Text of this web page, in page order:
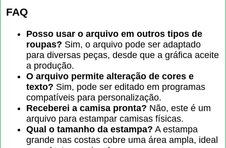
FAQ
Posso usar o arquivo em outros tipos de
roupas? Sim, o arquivo pode ser adaptado
para diversas peças, desde que a gráfica aceite
a produção.
O arquivo permite alteração de cores e
texto? Sim, pode ser editado em programas
compatíveis para personalização.
Receberei a camisa pronta? Não, este é um
arquivo para estampar camisas físicas.
Qual o tamanho da estampa? A estampa
grande nas costas cobre uma área ampla, ideal